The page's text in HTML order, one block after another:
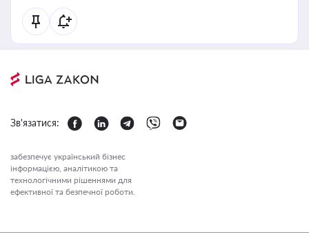
Зв'язатися:
забезпечує український бізнес
інформацією, аналітикою та
технологічними рішеннями для
ефективної та безпечної роботи.